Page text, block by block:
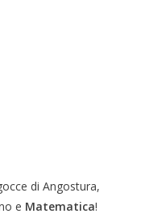
di Angostura,
e Matematica!